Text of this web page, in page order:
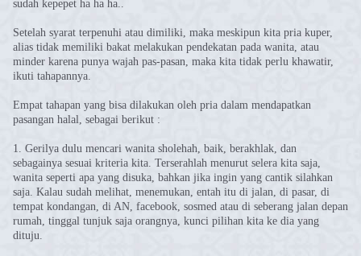
sudah kepepet ha ha ha..
Setelah syarat terpenuhi atau dimiliki, maka meskipun kita pria kuper,
alias tidak memiliki bakat melakukan pendekatan pada wanita, atau
minder karena punya wajah pas-pasan, maka kita tidak perlu khawatir,
ikuti tahapannya.
Empat tahapan yang bisa dilakukan oleh pria dalam mendapatkan
pasangan halal, sebagai berikut :
1. Gerilya dulu mencari wanita sholehah, baik, berakhlak, dan
sebagainya sesuai kriteria kita. Terserahlah menurut selera kita saja,
wanita seperti apa yang disuka, bahkan jika ingin yang cantik silahkan
saja. Kalau sudah melihat, menemukan, entah itu di jalan, di pasar, di
tempat kondangan, di AN, facebook, sosmed atau di seberang jalan depan
rumah, tinggal tunjuk saja orangnya, kunci pilihan kita ke dia yang
dituju.